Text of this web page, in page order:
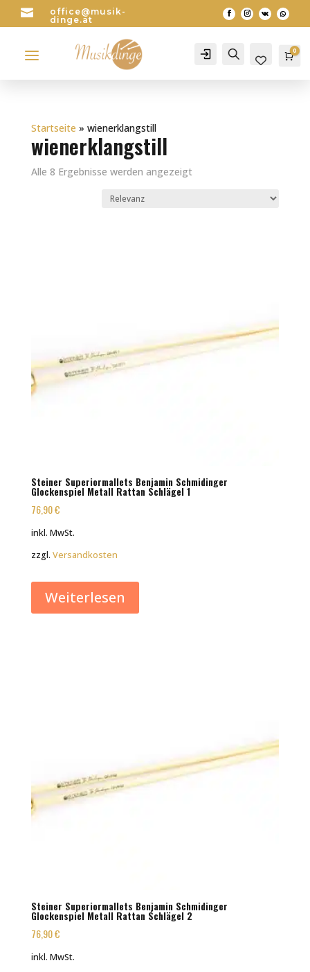

office@musik-
dinge.at
a Account Search 0
Startseite » wienerklangstill
wienerklangstill
Alle 8 Ergebnisse werden angezeigt
Steiner Superiormallets Benjamin Schmidinger
Glockenspiel Metall Rattan Schlägel 1
76,90€
inkl. MwSt.
zzgl. Versandkosten
Weiterlesen
Steiner Superiormallets Benjamin Schmidinger
Glockenspiel Metall Rattan Schlägel 2
76,90€
inkl. MwSt.